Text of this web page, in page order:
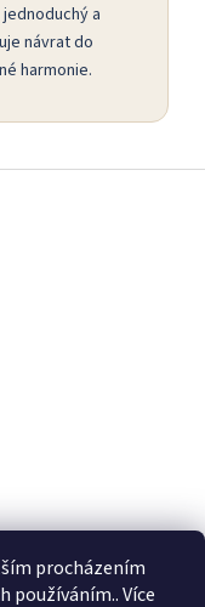
procházením
používáním.. Více
a
návrat do
harmonie.